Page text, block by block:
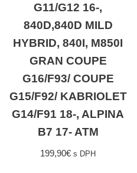
G11/G12 16-,
840D,840D MILD
HYBRID, 840I, M850I
GRAN COUPE
G16/F93/ COUPE
G15/F92/ KABRIOLET
G14/F91 18-, ALPINA
B7 17- ATM
199,90€ s DPH